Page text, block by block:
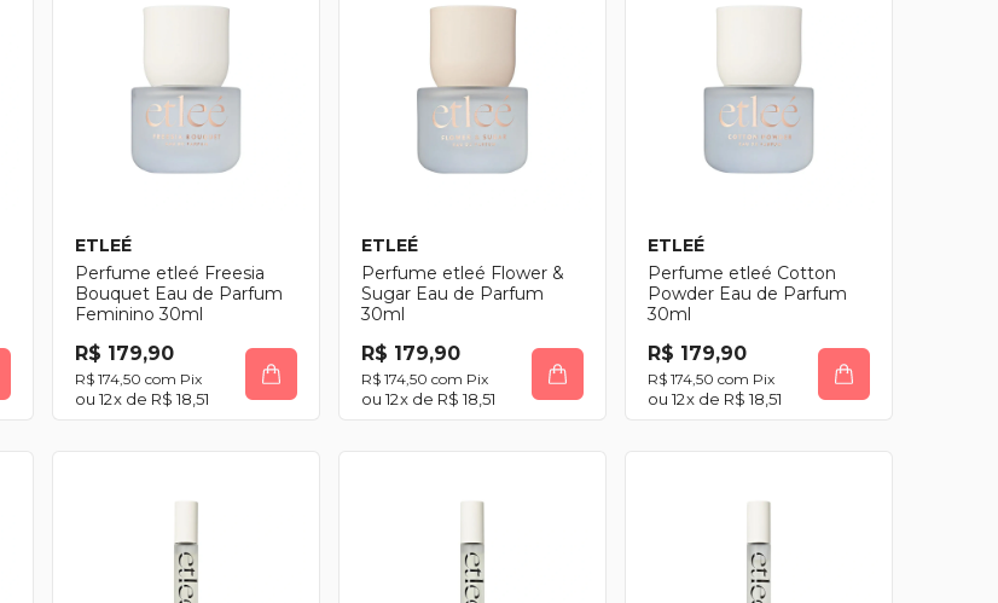
ETLEÉ
Perfume etleé Freesia
Bouquet Eau de Parfum
Feminino 30ml
R$ 179,90
R$ 174,50 com Pix
12x de R$ 18,51
ETLEÉ
Perfume etleé Flower &
Sugar Eau de Parfum
30ml
R$ 179,90
R$ 174,50 com Pix
12x de R$ 18,51
ETLEÉ
Perfume etleé Cotton
Powder Eau de Parfum
30ml
R$ 179,90
R$ 174,50 com Pix
12x de R$ 18,51